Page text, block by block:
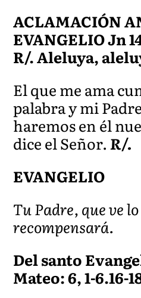
ACLAMACIÓN
EVANGELIO Jn
R/. Aleluya,
El que me ama
palabra y mi
haremos en él
dice el Señor.R/.
EVANGELIO
Tu Padre, que ve
recompensará.
Del santo
Mateo: 6, 1-6.16-